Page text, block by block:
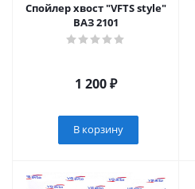
Спойлер хвост "VFTS style"
ВАЗ 2101
1 200₽
В корзину